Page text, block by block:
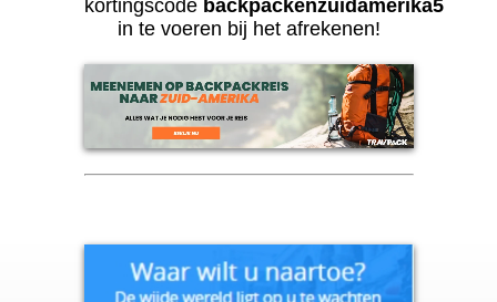
kortingscode backpackenzuidamerika5
in te voeren bij het afrekenen!